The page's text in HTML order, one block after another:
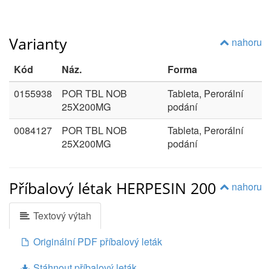
nahoru
Varianty
Kód Náz.
Forma
0155938
POR TBL NOB
25X200MG
Tableta, Perorální
podání
0084127
POR TBL NOB
25X200MG
Tableta, Perorální
podání
nahoru
Příbalový létak HERPESIN 200
Textový výtah
Originální PDF příbalový leták